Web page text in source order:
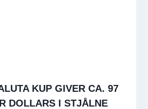
KUP GIVER CA. 97
DOLLARS I STJÅLNE